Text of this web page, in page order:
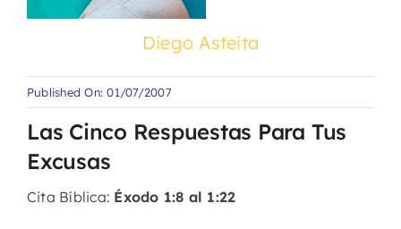
Diego Asteita
Published On: 01/07/2007
Las Cinco Respuestas Para Tus
Excusas
Cita Bíblica: Éxodo 1:8 al 1:22